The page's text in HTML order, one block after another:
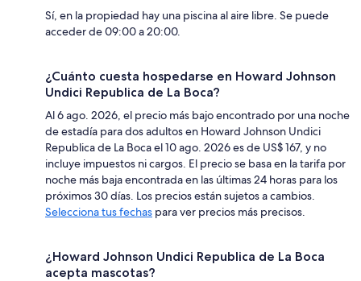
Sí, en la propiedad hay una piscina al aire libre. Se puede
acceder de 09:00 a 20:00.
¿Cuánto cuesta hospedarse en Howard Johnson
Undici Republica de La Boca?
Al 6 ago. 2026, el precio más bajo encontrado por una noche
de estadía para dos adultos en Howard Johnson Undici
Republica de La Boca el 10 ago. 2026 es de US$ 167, y no
incluye impuestos ni cargos. El precio se basa en la tarifa por
noche más baja encontrada en las últimas 24 horas para los
próximos 30 días. Los precios están sujetos a cambios.
Selecciona tus fechas para ver precios más precisos.
¿Howard Johnson Undici Republica de La Boca
acepta mascotas?